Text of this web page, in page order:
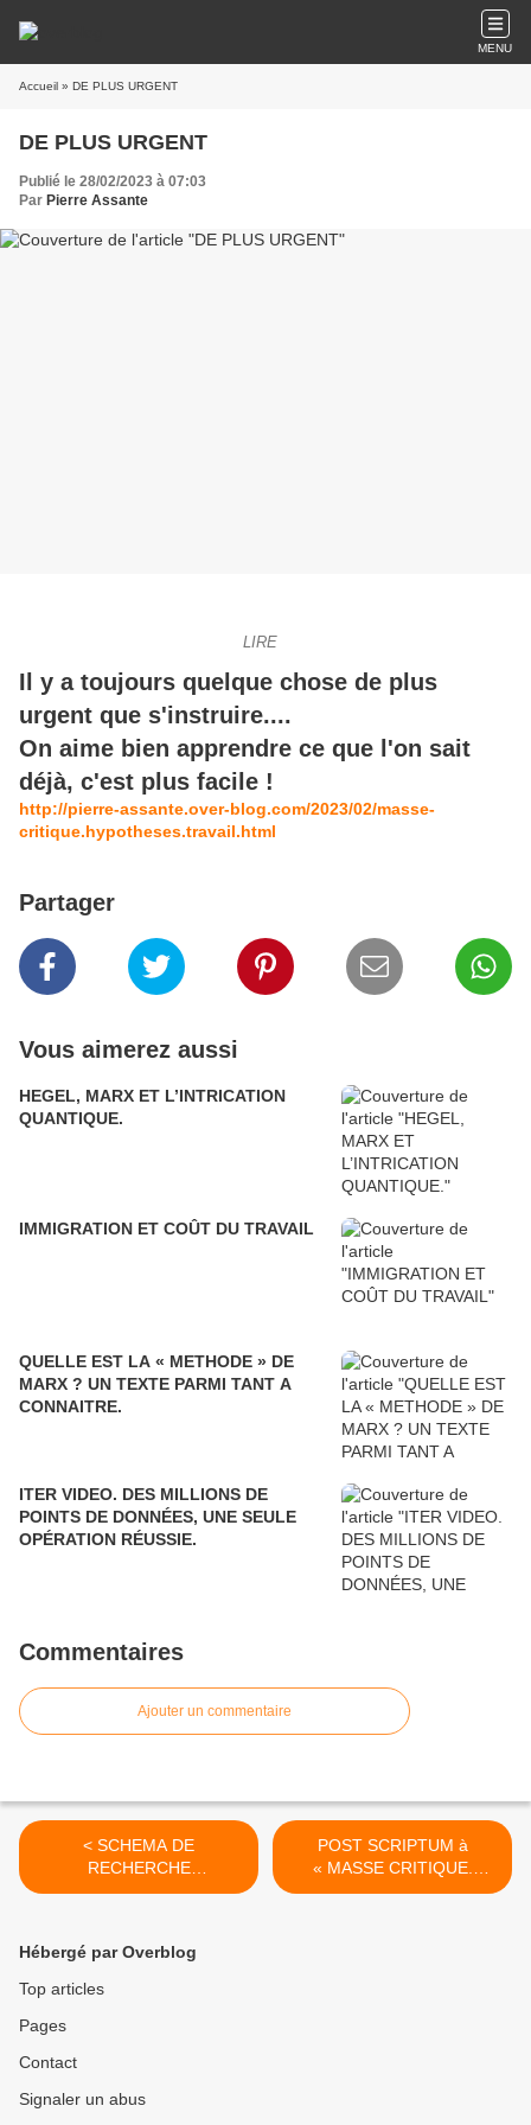
MENU
Accueil » DE PLUS URGENT
DE PLUS URGENT
Publié le 28/02/2023 à 07:03
Par Pierre Assante
LIRE
Il y a toujours quelque chose de plus
urgent que s'instruire....
On aime bien apprendre ce que l'on sait
déjà, c'est plus facile !
http://pierre-assante.over-blog.com/2023/02/masse-
critique.hypotheses.travail.html
Partager
Vous aimerez aussi
HEGEL, MARX ET L’INTRICATION
QUANTIQUE.
IMMIGRATION ET COÛT DU TRAVAIL
QUELLE EST LA « METHODE » DE
MARX ? UN TEXTE PARMI TANT A
CONNAITRE.
ITER VIDEO. DES MILLIONS DE
POINTS DE DONNÉES, UNE SEULE
OPÉRATION RÉUSSIE.
Commentaires
Ajouter un commentaire
< SCHEMA DE
RECHERCHE
CONCEPTUELLE, 8
2023 ET SUITE (janvier-
février 2023)...
POST SCRIPTUM à
« MASSE CRITIQUE.
HYPOTHĖSES. TRAVAIL ».
Hébergé par Overblog
Top articles
Pages
Contact
Signaler un abus